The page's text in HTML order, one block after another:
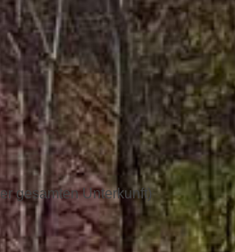
gesamten Unterkunft)